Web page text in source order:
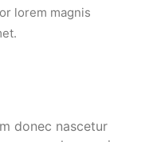
lorem magnis
donec nascetur